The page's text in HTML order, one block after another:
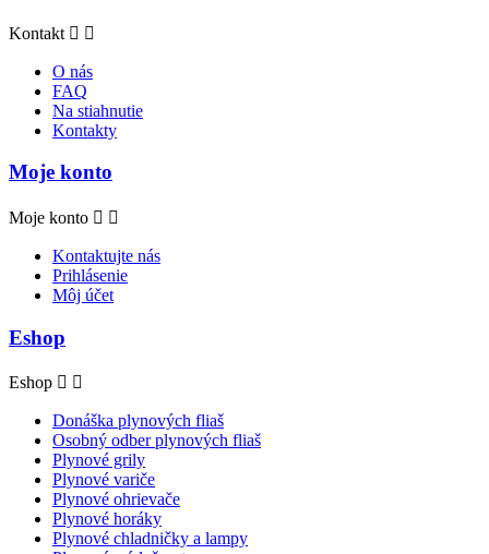
Kontakt  
O nás
FAQ
Na stiahnutie
Kontakty
Moje konto
Moje konto  
Kontaktujte nás
Prihlásenie
Môj účet
Eshop
Eshop  
Donáška plynových fliaš
Osobný odber plynových fliaš
Plynové grily
Plynové variče
Plynové ohrievače
Plynové horáky
Plynové chladničky a lampy